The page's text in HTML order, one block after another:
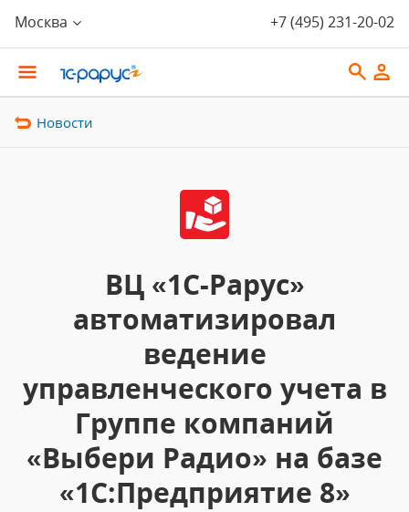
Москва +7 (495) 231-20-02
Новости
ВЦ «1С-Рарус»
автоматизировал
ведение
управленческого учета в
Группе компаний
«Выбери Радио» на базе
«1С:Предприятие 8»